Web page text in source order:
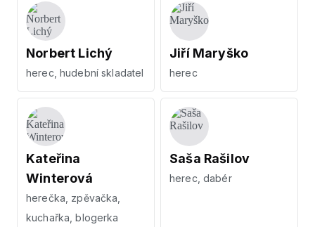
Norbert Lichý
herec, hudební skladatel
Jiří Maryško
herec
Kateřina
Winterová
herečka, zpěvačka,
kuchařka, blogerka
Saša Rašilov
herec, dabér